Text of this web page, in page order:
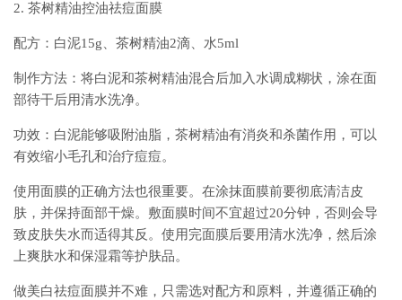
2. 茶树精油控油祛痘面膜
配方：白泥15g、茶树精油2滴、水5ml
制作方法：将白泥和茶树精油混合后加入水调成糊状，涂在面
部待干后用清水洗净。
功效：白泥能够吸附油脂，茶树精油有消炎和杀菌作用，可以
有效缩小毛孔和治疗痘痘。
使用面膜的正确方法也很重要。在涂抹面膜前要彻底清洁皮
肤，并保持面部干燥。敷面膜时间不宜超过20分钟，否则会导
致皮肤失水而适得其反。使用完面膜后要用清水洗净，然后涂
上爽肤水和保湿霜等护肤品。
做美白祛痘面膜并不难，只需选对配方和原料，并遵循正确的